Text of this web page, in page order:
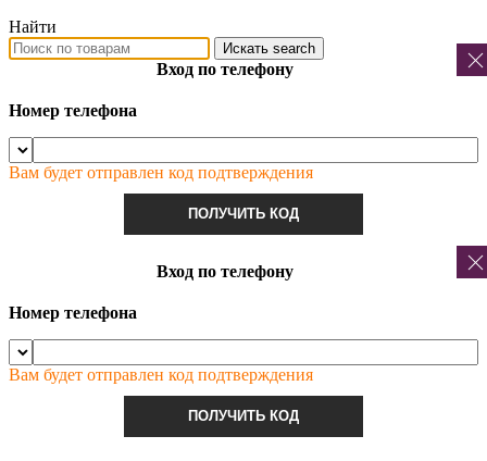
Найти
Искать search
Вход по телефону
Номер телефона
Вам будет отправлен код подтверждения
ПОЛУЧИТЬ КОД
Вход по телефону
Номер телефона
Вам будет отправлен код подтверждения
ПОЛУЧИТЬ КОД